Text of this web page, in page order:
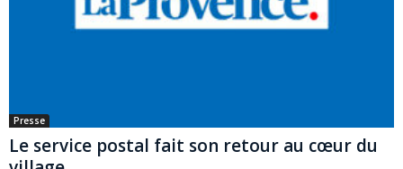
Presse
Le service postal fait son retour au cœur du